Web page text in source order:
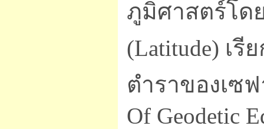
ภูมิศาสตร์โด
(Latitude) เรี
ตำราของเซฟ
Of Geodetic